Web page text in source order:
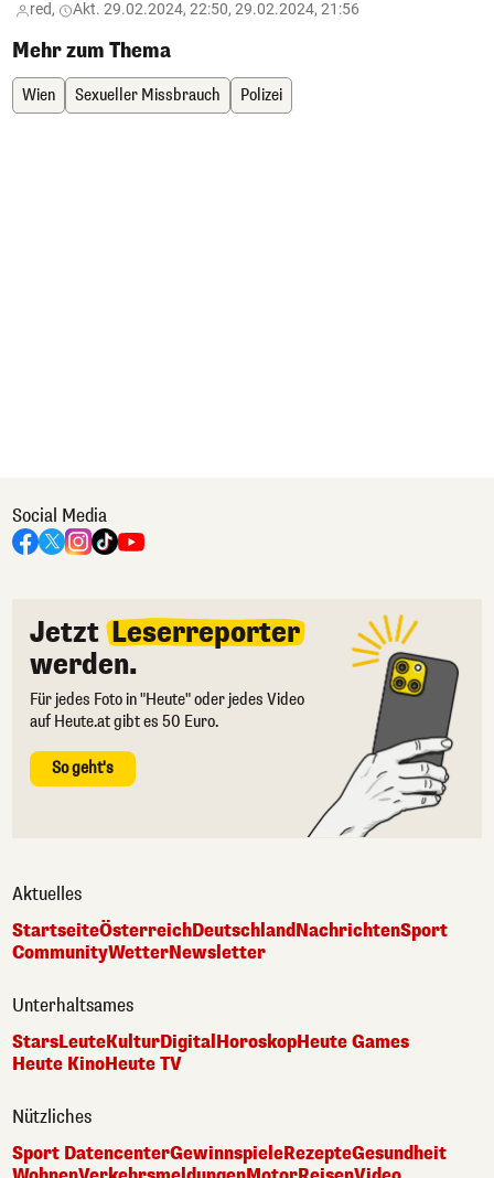
red, Akt. 29.02.2024, 22:50, 29.02.2024, 21:56
Mehr zum Thema
Wien Sexueller Missbrauch Polizei
Social Media
Jetzt Leserreporter
werden.
Für jedes Foto in "Heute" oder jedes Video
auf Heute.at gibt es 50 Euro.
So geht's
Aktuelles
StartseiteÖsterreichDeutschlandNachrichtenSport
CommunityWetterNewsletter
Unterhaltsames
StarsLeuteKulturDigitalHoroskopHeute Games
Heute KinoHeute TV
Nützliches
Sport DatencenterGewinnspieleRezepteGesundheit